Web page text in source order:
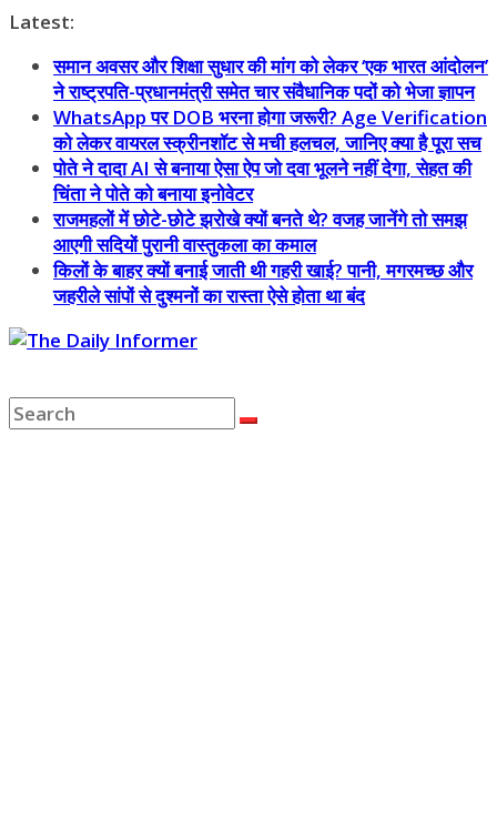
Skip
content
Latest:
समान अवसर और शिक्षा सुधार की मांग को लेकर ‘एक भारत आंदोलन’
ने राष्ट्रपति-प्रधानमंत्री समेत चार संवैधानिक पदों को भेजा ज्ञापन
WhatsApp पर DOB भरना होगा जरूरी? Age Verification
को लेकर वायरल स्क्रीनशॉट से मची हलचल, जानिए क्या है पूरा सच
पोते ने दादा AI से बनाया ऐसा ऐप जो दवा भूलने नहीं देगा, सेहत की
चिंता ने पोते को बनाया इनोवेटर
राजमहलों में छोटे-छोटे झरोखे क्यों बनते थे? वजह जानेंगे तो समझ
आएगी सदियों पुरानी वास्तुकला का कमाल
किलों के बाहर क्यों बनाई जाती थी गहरी खाई? पानी, मगरमच्छ और
जहरीले सांपों से दुश्मनों का रास्ता ऐसे होता था बंद